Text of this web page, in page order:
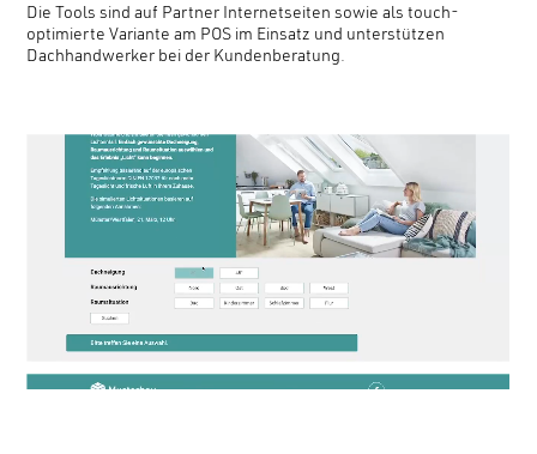
Die Tools sind auf Partner Internetseiten sowie als touch-
optimierte Variante am POS im Einsatz und unterstützen
Dachhandwerker bei der Kundenberatung.